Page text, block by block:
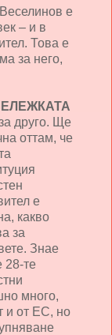
е
– и в
Това е
за него,
друго. Ще
оттам, че
е
какво
за
Знае
28-те
много,
и от ЕС, но